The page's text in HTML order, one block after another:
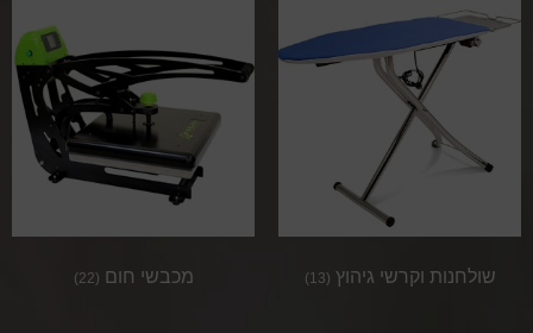
שולחנות וקרשי גיהוץ (13) מכבשי חום (22)